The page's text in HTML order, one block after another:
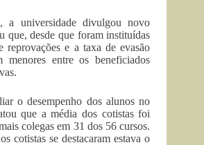
universidade divulgou novo
que, desde que foram instituídas
reprovações e a taxa de evasão
menores entre os beneficiados
o desempenho dos alunos no
que a média dos cotistas foi
colegas em 31 dos 56 cursos.
cotistas se destacaram estava o